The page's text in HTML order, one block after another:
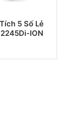
5 Số Lẻ
ION